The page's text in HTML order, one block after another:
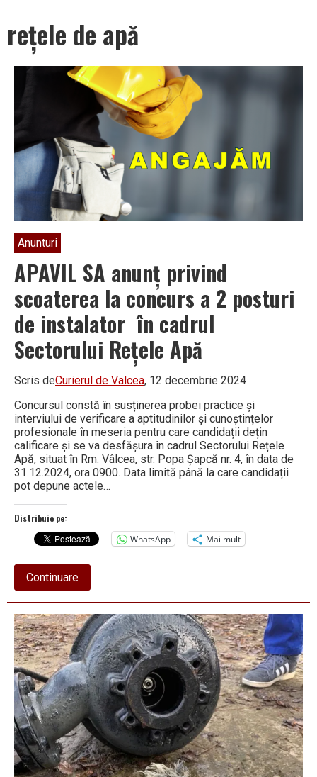
rețele de apă
Anunturi
APAVIL SA anunț privind
scoaterea la concurs a 2 posturi
de instalator în cadrul
Sectorului Rețele Apă
Scris deCurierul de Valcea, 12 decembrie 2024
Concursul constă în susținerea probei practice și
interviului de verificare a aptitudinilor și cunoștințelor
profesionale în meseria pentru care candidații dețin
calificare și se va desfășura în cadrul Sectorului Rețele
Apă, situat în Rm. Vâlcea, str. Popa Șapcă nr. 4, în data de
31.12.2024, ora 0900. Data limită până la care candidații
pot depune actele…
Distribuie pe:
WhatsApp
Mai mult
Continuareabout
APAVIL
SA
anunț
privind
scoaterea
la
concurs
a
2
posturi
de
instalator
în
cadrul
Sectorului
Rețele
Apă